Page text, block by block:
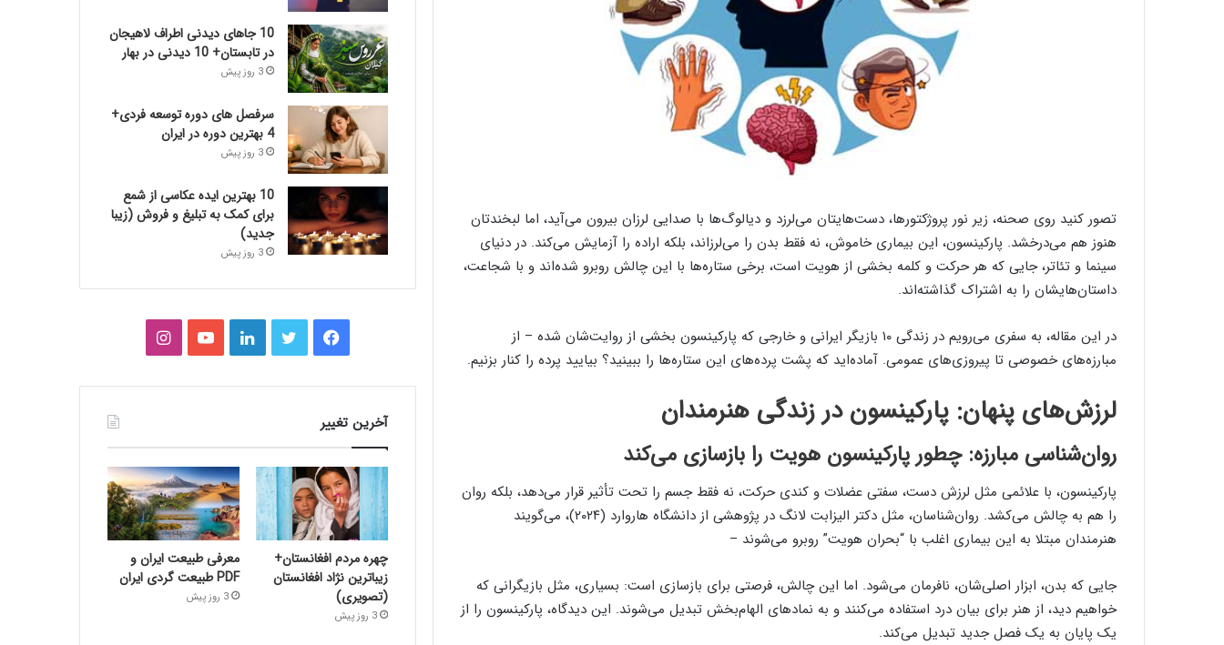
تصور کنید روی صحنه، زیر نور پروژکتورها، دست‌هایتان می‌لرزد و دیالوگ‌ها با صدایی لرزان بیرون می‌آید، اما لبخندتان
هنوز هم می‌درخشد. پارکینسون، این بیماری خاموش، نه فقط بدن را می‌لرزاند، بلکه اراده را آزمایش می‌کند. در دنیای
سینما و تئاتر، جایی که هر حرکت و کلمه بخشی از هویت است، برخی ستاره‌ها با این چالش روبرو شده‌اند و با شجاعت،
داستان‌هایشان را به اشتراک گذاشته‌اند.
در این مقاله، به سفری می‌رویم در زندگی ۱۰ بازیگر ایرانی و خارجی که پارکینسون بخشی از روایت‌شان شده – از
مبارزه‌های خصوصی تا پیروزی‌های عمومی. آماده‌اید که پشت پرده‌های این ستاره‌ها را ببینید؟ بیایید پرده را کنار بزنیم.
لرزش‌های پنهان: پارکینسون در زندگی هنرمندان
روان‌شناسی مبارزه: چطور پارکینسون هویت را بازسازی می‌کند
پارکینسون، با علائمی مثل لرزش دست، سفتی عضلات و کندی حرکت، نه فقط جسم را تحت تأثیر قرار می‌دهد، بلکه روان
را هم به چالش می‌کشد. روان‌شناسان، مثل دکتر الیزابت لانگ در پژوهشی از دانشگاه هاروارد (۲۰۲۴)، می‌گویند
هنرمندان مبتلا به این بیماری اغلب با “بحران هویت” روبرو می‌شوند –
جایی که بدن، ابزار اصلی‌شان، نافرمان می‌شود. اما این چالش، فرصتی برای بازسازی است: بسیاری، مثل بازیگرانی که
خواهیم دید، از هنر برای بیان درد استفاده می‌کنند و به نمادهای الهام‌بخش تبدیل می‌شوند. این دیدگاه، پارکینسون را از
یک پایان به یک فصل جدید تبدیل می‌کند.
10 جاهای دیدنی اطراف لاهیجان
در تابستان+ 10 دیدنی در بهار
3 روز پیش
سرفصل های دوره توسعه فردی+
4 بهترین دوره در ایران
3 روز پیش
10 بهترین ایده عکاسی از شمع
برای کمک به تبلیغ و فروش (زیبا
جدید)
3 روز پیش
فیس توییترلینکدینیوتیوباینستاگرام
آخرین تغییر
چهره مردم افغانستان+
زیباترین نژاد افغانستان
(تصویری)
3 روز پیش
معرفی طبیعت ایران و
PDF طبیعت گردی ایران
3 روز پیش